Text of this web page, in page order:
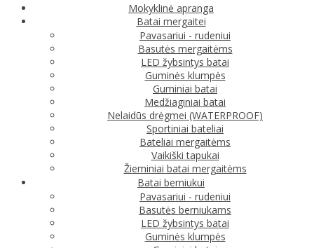
Mokyklinė apranga
Batai mergaitei
Pavasariui - rudeniui
Basutės mergaitėms
LED žybsintys batai
Guminės klumpės
Guminiai batai
Medžiaginiai batai
Nelaidūs drėgmei (WATERPROOF)
Sportiniai bateliai
Bateliai mergaitėms
Vaikiški tapukai
Žieminiai batai mergaitėms
Batai berniukui
Pavasariui - rudeniui
Basutės berniukams
LED žybsintys batai
Guminės klumpės